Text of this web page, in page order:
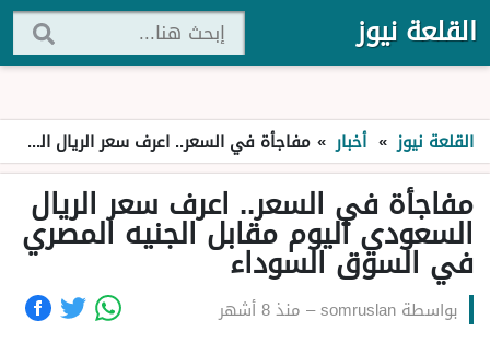
القلعة نيوز
القلعة نيوز » أخبار » مفاجأة في السعر.. اعرف سعر الريال السعودي اليوم مقابل الجنيه المصري في السوق السوداء
مفاجأة في السعر.. اعرف سعر الريال
السعودي اليوم مقابل الجنيه المصري
في السوق السوداء
بواسطة somruslan
– منذ 8 أشهر